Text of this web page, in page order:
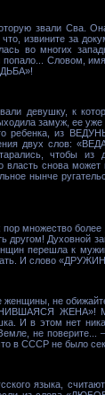
звали Сва.
извините за
во многих
Словом,
девушку, к
замуж, ее
ребенка, из
двух слов:
чтобы
власть снова
нынче
пор множество
другом! Духовной
перешла к
И слово
не
ЖЕНА»!
И в этом нет
не
в СССР не было
языка,